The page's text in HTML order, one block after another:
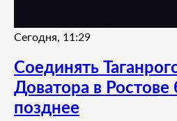
Сегодня, 11:29
Соединять
Доватора в Ростове
позднее